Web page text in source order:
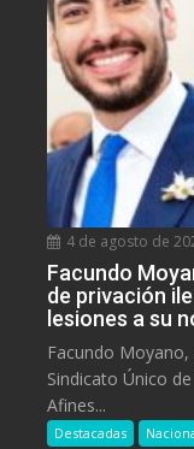
4 de agosto de
Facundo
de privación
lesiones a su
Facundo
Sindicato Único
Afines...
Destacadas